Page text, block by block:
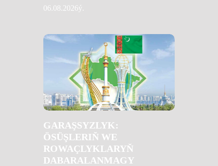
06.08.2026ý.
GARAŞSYZLYK:
ÖSÜŞLERIŇ WE
ROWAÇLYKLARYŇ
DABARALANMAGY